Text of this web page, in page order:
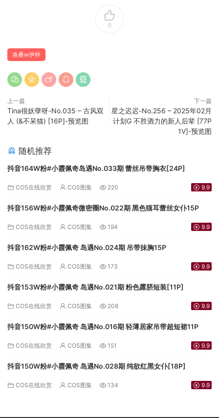
0
洛桑w伊梓
上一篇
Tina很妖孽呀-No.035 – 古风双
人 (&不呆猫) [16P]-预览图
下一篇
星之迟迟-No.256 – 2025年02月
计划G 不胜酒力的新人后辈 [77P
1V]-预览图
随机推荐
抖音164W粉#小霞佩奇岛遇No.033期 蕾丝吊带胸衣[24P]
COS在线欣赏 COS图集 220 9.9
抖音156W粉#小霞佩奇微密圈No.022期 黑色猫耳蕾丝女仆15P
COS在线欣赏 COS图集 194 9.9
抖音162W粉#小霞佩奇 岛遇No.024期 吊带抹胸15P
COS在线欣赏 COS图集 173 9.9
抖音153W粉#小霞佩奇 岛遇No.021期 粉色露脐短装[11P]
COS在线欣赏 COS图集 208 9.9
抖音150W粉#小霞佩奇 岛遇No.016期 轻薄居家吊带超短裙11P
COS在线欣赏 COS图集 151 9.9
抖音150W粉#小霞佩奇 岛遇No.028期 纯欲红黑女仆[18P]
COS在线欣赏 COS图集 134 9.9